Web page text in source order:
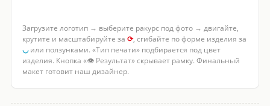
Загрузите логотип → выберите ракурс под фото → двигайте,
крутите и масштабируйте за ⟳, сгибайте по форме изделия за
◡или ползунками. «Тип печати» подбирается под цвет
изделия. Кнопка «👁 Результат» скрывает рамку. Финальный
макет готовит наш дизайнер.